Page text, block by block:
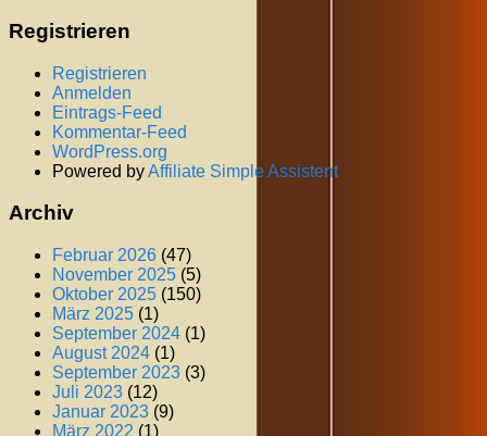
Registrieren
Registrieren
Anmelden
Eintrags-Feed
Kommentar-Feed
WordPress.org
Powered byAffiliate Simple Assistent
Archiv
Februar 2026 (47)
November 2025 (5)
Oktober 2025 (150)
März 2025 (1)
September 2024 (1)
August 2024 (1)
September 2023 (3)
Juli 2023 (12)
Januar 2023 (9)
März 2022 (1)